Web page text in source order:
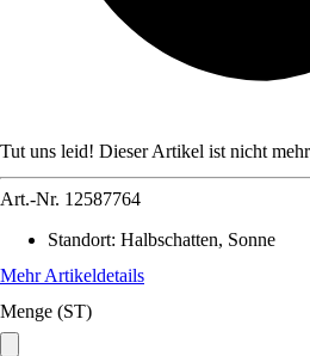
Tut uns leid! Dieser Artikel ist nicht
Art.-Nr. 12587764
Standort: Halbschatten, Sonne
Mehr Artikeldetails
Menge (ST)